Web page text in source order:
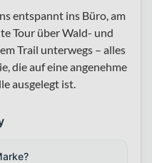
entspannt ins Büro, am
Tour über Wald- und
Trail unterwegs – alles
die auf eine angenehme
ausgelegt ist.